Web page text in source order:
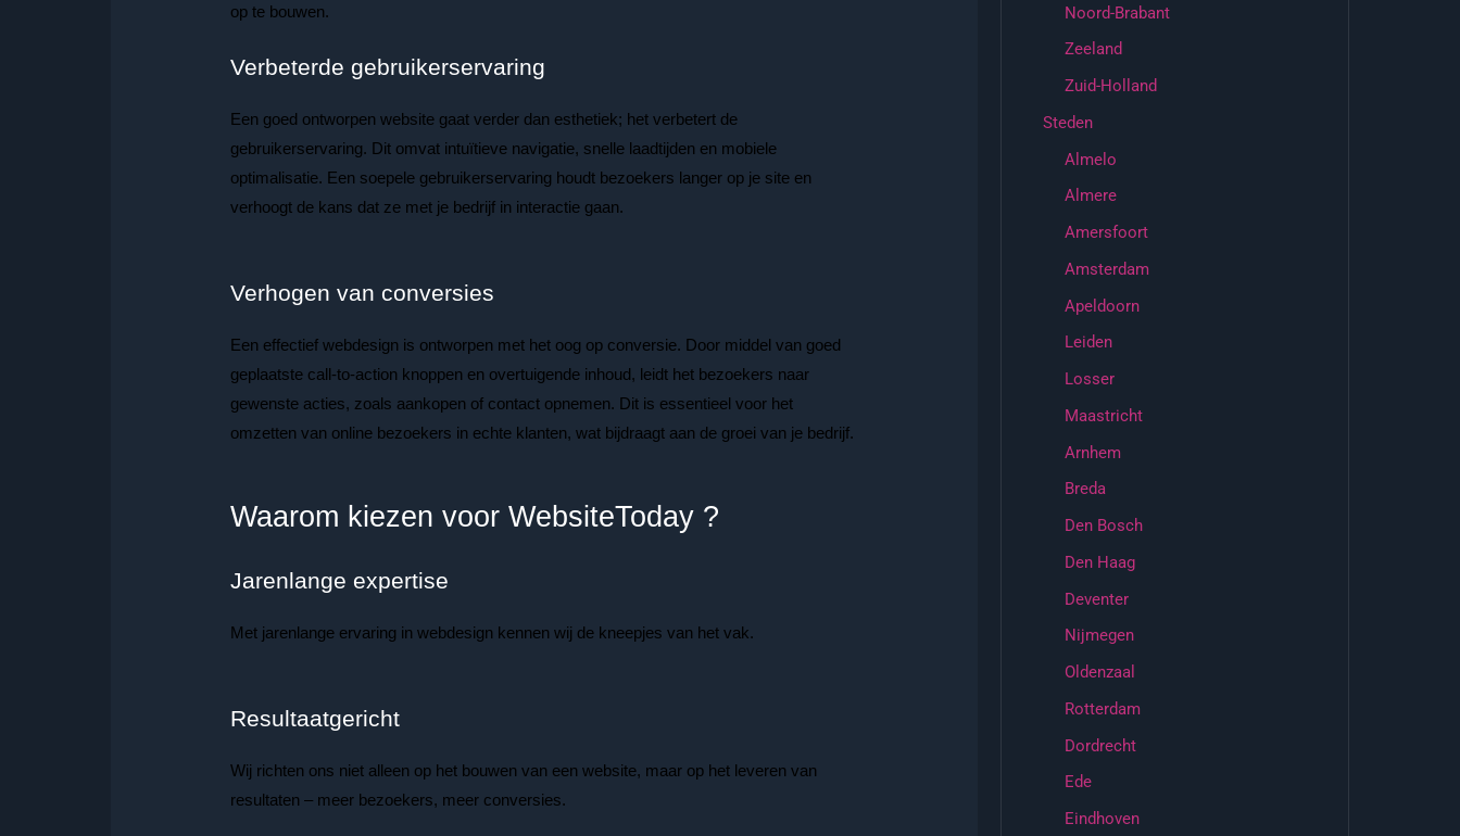
op te bouwen.
Verbeterde gebruikerservaring
Een goed ontworpen website gaat verder dan esthetiek; het verbetert de
gebruikerservaring. Dit omvat intuïtieve navigatie, snelle laadtijden en mobiele
optimalisatie. Een soepele gebruikerservaring houdt bezoekers langer op je site en
verhoogt de kans dat ze met je bedrijf in interactie gaan.
Verhogen van conversies
Een effectief webdesign is ontworpen met het oog op conversie. Door middel van goed
geplaatste call-to-action knoppen en overtuigende inhoud, leidt het bezoekers naar
gewenste acties, zoals aankopen of contact opnemen. Dit is essentieel voor het
omzetten van online bezoekers in echte klanten, wat bijdraagt aan de groei van je bedrijf.
Waarom kiezen voor WebsiteToday ?
Jarenlange expertise
Met jarenlange ervaring in webdesign kennen wij de kneepjes van het vak.
Resultaatgericht
Wij richten ons niet alleen op het bouwen van een website, maar op het leveren van
resultaten – meer bezoekers, meer conversies.
Noord-Brabant
Zeeland
Zuid-Holland
Steden
Almelo
Almere
Amersfoort
Amsterdam
Apeldoorn
Leiden
Losser
Maastricht
Arnhem
Breda
Den Bosch
Den Haag
Deventer
Nijmegen
Oldenzaal
Rotterdam
Dordrecht
Ede
Eindhoven